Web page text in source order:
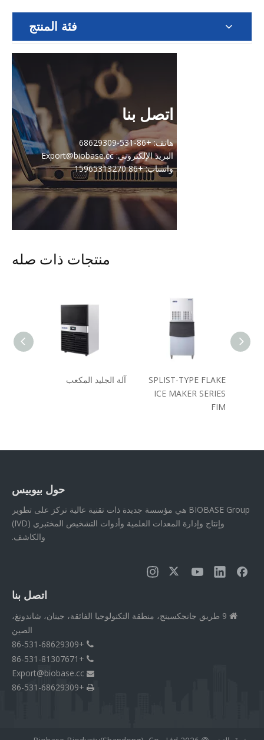
فئة المنتج
اتصل بنا
هاتف: +86-531-68629309
البريد الإلكتروني: Export@biobase.cc
واتساب: +86 15965313270
منتجات ذات صله
آلة الجليد المكعب
SPLIST-TYPE FLAKE
ICE MAKER SERIES
FIM
حول بيوبيس
BIOBASE Group هي مؤسسة جديدة ذات تقنية عالية تركز على تطوير
وإنتاج وإدارة المعدات العلمية وأدوات التشخيص المختبري (IVD)
والكاشف.
اتصل بنا

9 طريق جانجكسينج، منطقة التكنولوجيا الفائقة، جينان، شاندونغ،
الصين

+86-531-68629309

+86-531-81307671

Export@biobase.cc

+86-531-68629309